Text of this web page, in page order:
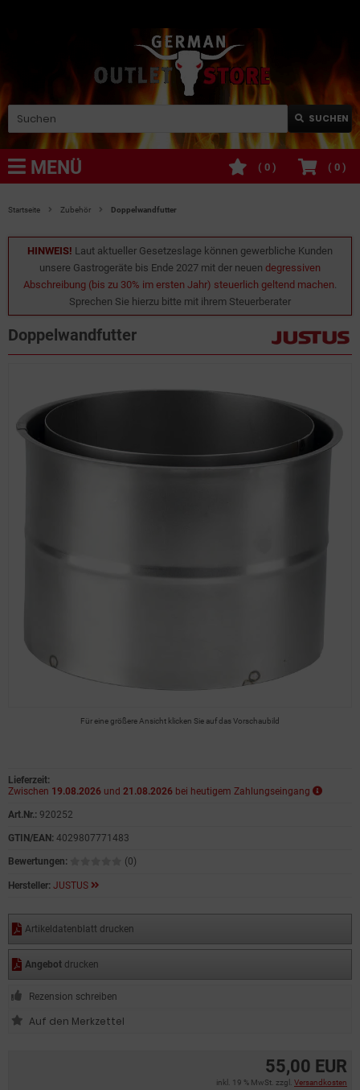
SUCHEN
MENÜ ( 0 )
( 0 )
Startseite Zubehör Doppelwandfutter
HINWEIS! Laut aktueller Gesetzeslage können gewerbliche Kunden
unsere Gastrogeräte bis Ende 2027 mit der neuen degressiven
Abschreibung (bis zu 30% im ersten Jahr) steuerlich geltend machen.
Sprechen Sie hierzu bitte mit ihrem Steuerberater
Doppelwandfutter
Für eine größere Ansicht klicken Sie auf das Vorschaubild
55,00 EUR
inkl. 19 % MwSt. zzgl. Versandkosten
Lieferzeit:
Zwischen 19.08.2026 und 21.08.2026 bei heutigem Zahlungseingang
Art.Nr.: 920252
GTIN/EAN: 4029807771483
Bewertungen: (0)
Hersteller: JUSTUS
Artikeldatenblatt drucken
Angebot drucken
Rezension schreiben